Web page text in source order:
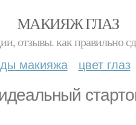
МАКИЯЖ ГЛАЗ
отзывы. как правильно
макияжа цвет глаз